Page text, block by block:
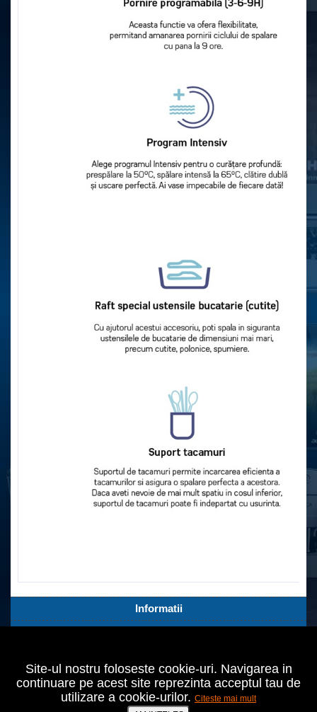
Informatii
Contul tău
Bucuresti,Sect.2,Agricultori nr.18 021 642 70 24
Site-ul nostru foloseste cookie-uri. Navigarea in
continuare pe acest site reprezinta acceptul tau de
utilizare a cookie-urilor. Citeste mai mult